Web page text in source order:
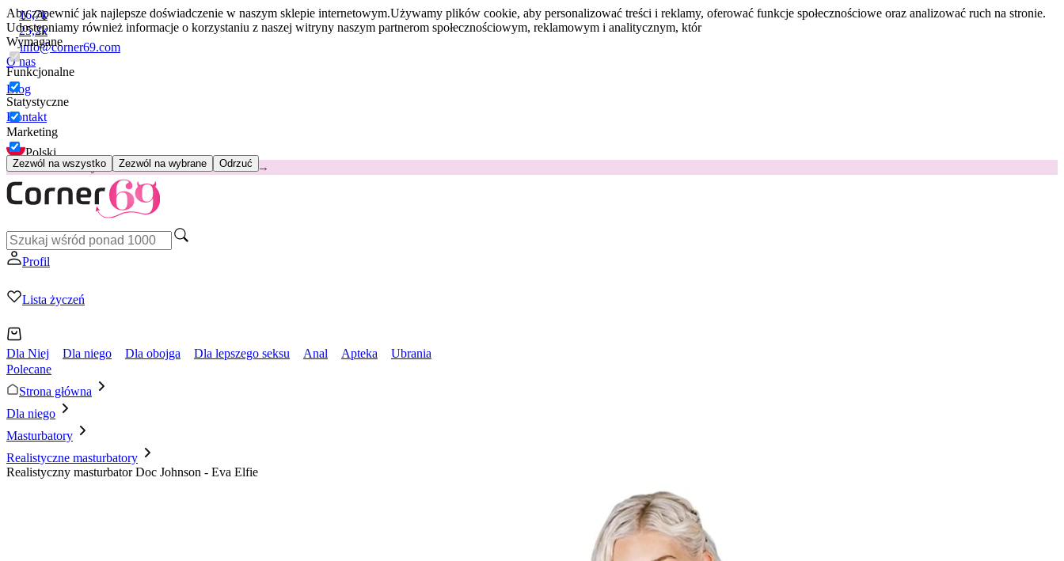
Aby zapewnić jak najlepsze doświadczenie w naszym sklepie internetowym.Używamy plików cookie, aby personalizować treści i reklamy, oferować funkcje społecznościowe oraz analizować ruch na stronie.
Udostępniamy również informacje o korzystaniu z naszej witryny naszym partnerom społecznościowym, reklamowym i analitycznym, któr
Wymagane
Funkcjonalne
Statystyczne
Marketing
Zezwól na wszystko Zezwól na wybrane Odrzuć
16,7k
25,2k
info@corner69.com
O nas
Blog
Kontakt
Polski
😽Svakom Klitty: 65 zł TANIEJKod: KLITTY →
Profil
Lista życzeń
Dla Niej Dla niego Dla obojga Dla lepszego seksu Anal Apteka
Ubrania
Polecane
Strona główna
Dla niego
Masturbatory
Realistyczne masturbatory
Realistyczny masturbator Doc Johnson - Eva Elfie